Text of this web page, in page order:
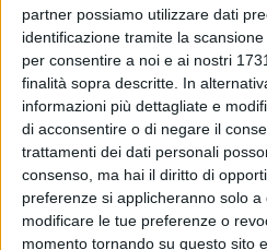
partner possiamo utilizzare dati
identificazione tramite la
per consentire a noi e ai nostri
finalità sopra descritte. In
informazioni più dettagliate e
di acconsentire o di negare il
trattamenti dei dati personali
consenso, ma hai il diritto di
preferenze si applicheranno solo
modificare le tue preferenze o
momento tornando su questo sito
la consapevolezza sui problemi
mondo, mobilitare gli sforzi a
combattere stigma e
per la prima volta il 10 ottobre
Federation of Mental Health –
Salute Mentale - e supportata
della Sanità (OMS).
Il tema della campagna 2024 è